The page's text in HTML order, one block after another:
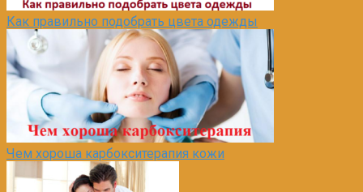
Как правильно подобрать цвета одежды
Чем хороша карбокситерапия кожи